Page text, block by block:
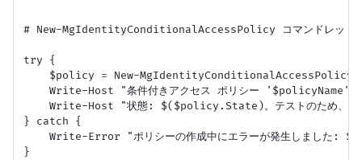
# New-MgIdentityConditionalAccessPolicy コマンドレットを
try {
$policy = New-MgIdentityConditionalAccessPolicy
Write-Host "条件付きアクセス ポリシー '$policyName'
Write-Host "状態: $($policy.State)。テストのため、
} catch {
Write-Error "ポリシーの作成中にエラーが発生しました:
}